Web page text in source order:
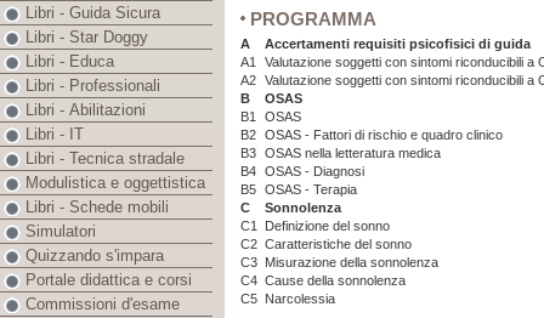
PROGRAMMA
A
Accertamenti requisiti psicofisici di guida
A1
Valutazione soggetti con sintomi riconducibili a
A2 Valutazione soggetti con sintomi riconducibili a
B
OSAS
B1
OSAS
B2 OSAS - Fattori di rischio e quadro clinico
B3 OSAS nella letteratura medica
B4 OSAS - Diagnosi
B5 OSAS - Terapia
C
Sonnolenza
C1
Definizione del sonno
C2 Caratteristiche del sonno
C3 Misurazione della sonnolenza
C4 Cause della sonnolenza
C5 Narcolessia
Libri - Guida Sicura
Libri - Star Doggy
Libri - Educa
Libri - Professionali
Libri - Abilitazioni
Libri - IT
Libri - Tecnica stradale
Modulistica e oggettistica
Libri - Schede mobili
Simulatori
Quizzando s'impara
Portale didattica e corsi
Commissioni d'esame